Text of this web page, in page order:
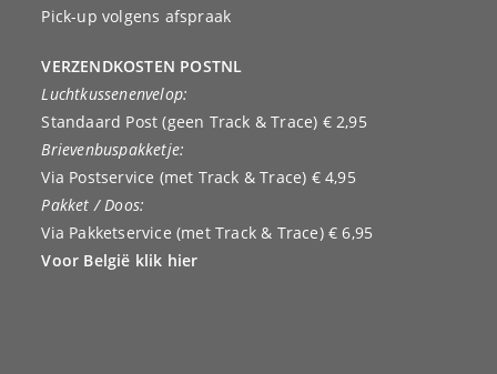
Pick-up volgens afspraak
VERZENDKOSTEN POSTNL
Luchtkussenenvelop:
Standaard Post (geen Track & Trace) € 2,95
Brievenbuspakketje:
Via Postservice (met Track & Trace) € 4,95
Pakket / Doos:
Via Pakketservice (met Track & Trace) € 6,95
Voor België klik hier